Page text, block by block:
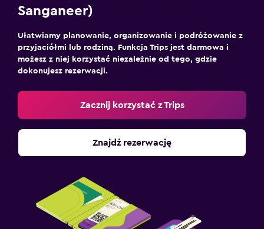
Sanganeer)
Ułatwiamy planowanie, organizowanie i podróżowanie z
przyjaciółmi lub rodziną. Funkcja Trips jest darmowa i
możesz z niej korzystać niezależnie od tego, gdzie
dokonujesz rezerwacji.
Zacznij korzystać z Trips
Znajdź rezerwację